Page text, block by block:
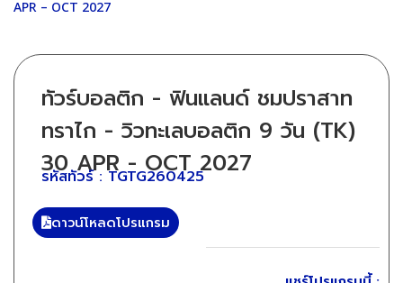
APR – OCT 2027
ทัวร์บอลติก - ฟินแลนด์ ชมปราสาท
ทราไก - วิวทะเลบอลติก 9 วัน (TK)
30 APR - OCT 2027
รหัสทัวร์ : TGTG260425
ดาวน์โหลดโปรแกรม